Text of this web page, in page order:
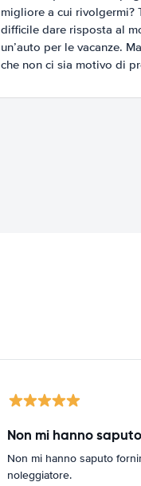
migliore a cui rivolgermi?
difficile dare risposta al
un’auto per le vacanze.
che non ci sia motivo di
Non mi hanno
Non mi hanno saputo
noleggiatore.